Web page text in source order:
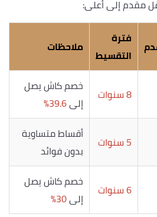
مقدم إلى أعلى:
فترة
التقسيط
ملاحظات
8 سنوات
خصم كاش يصل
إلى39.6%
5 سنوات
أقساط متساوية
بدون فوائد
6 سنوات
خصم كاش يصل
إلى30%